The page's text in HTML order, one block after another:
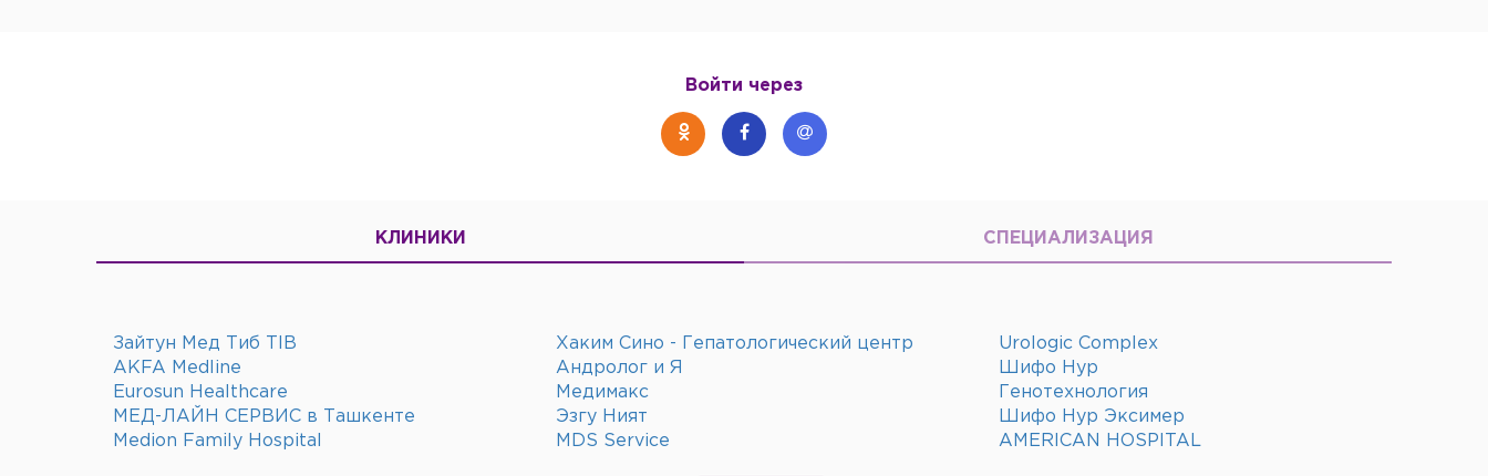
Войти через
КЛИНИКИ СПЕЦИАЛИЗАЦИЯ
Зайтун Мед Тиб TIB Хаким Сино - Гепатологический центр
Urologic Complex
AKFA Medline
Андролог и Я
Шифо Нур
Eurosun Healthcare
Медимакс
Генотехнология
МЕД-ЛАЙН СЕРВИС в Ташкенте
Эзгу Ният
Шифо Нур Эксимер
Medion Family Hospital
MDS Service AMERICAN HOSPITAL